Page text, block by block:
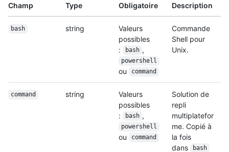
Champ Type Obligatoire Description
bash string
Valeurs
possibles
:
bash ,
powershell
ou command
Commande
Shell pour
Unix.
command string
Valeurs
possibles
:
bash ,
powershell
ou command
Solution de
repli
multiplatefor
me. Copié à
la fois
dans
bash